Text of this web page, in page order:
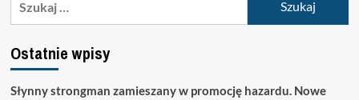
Ostatnie wpisy
Słynny strongman zamieszany w promocję hazardu. Nowe